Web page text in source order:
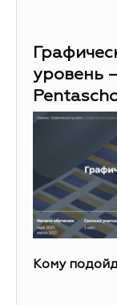
уровень
Кому